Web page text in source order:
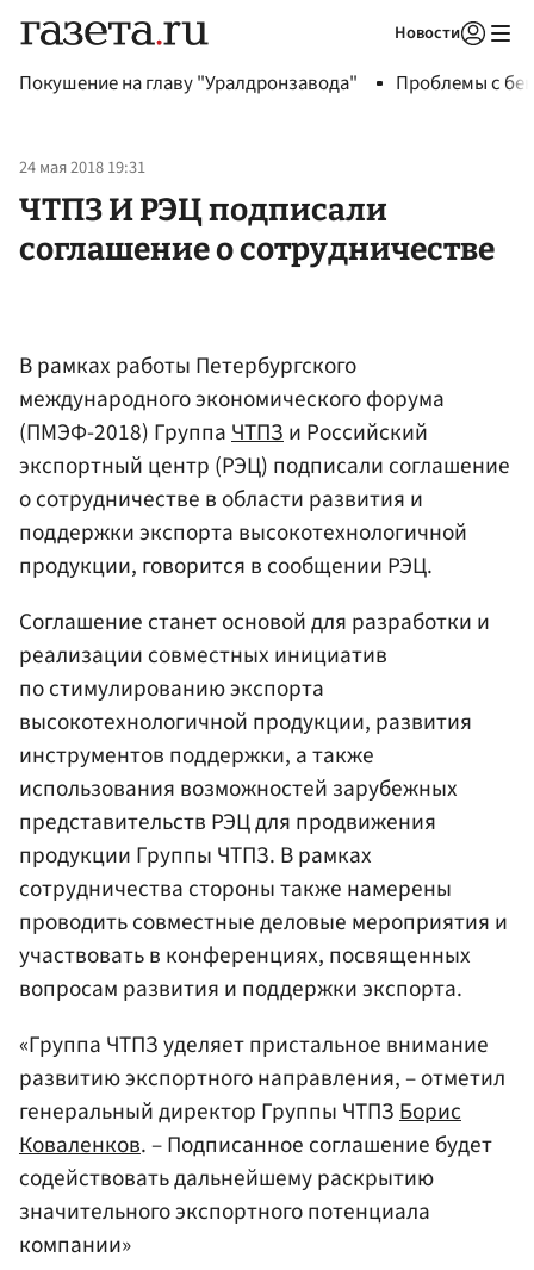
Новости
Покушение на главу "Уралдронзавода" Проблемы с
24 мая 2018 19:31
ЧТПЗ И РЭЦ подписали
соглашение о сотрудничестве
В рамках работы Петербургского
международного экономического форума
(ПМЭФ-2018) ГруппаЧТПЗи Российский
экспортный центр (РЭЦ) подписали соглашение
о сотрудничестве в области развития и
поддержки экспорта высокотехнологичной
продукции, говорится в сообщении РЭЦ.
Соглашение станет основой для разработки и
реализации совместных инициатив
по стимулированию экспорта
высокотехнологичной продукции, развития
инструментов поддержки, а также
использования возможностей зарубежных
представительств РЭЦ для продвижения
продукции Группы ЧТПЗ. В рамках
сотрудничества стороны также намерены
проводить совместные деловые мероприятия и
участвовать в конференциях, посвященных
вопросам развития и поддержки экспорта.
«Группа ЧТПЗ уделяет пристальное внимание
развитию экспортного направления, – отметил
генеральный директор Группы ЧТПЗБорис
Коваленков. – Подписанное соглашение будет
содействовать дальнейшему раскрытию
значительного экспортного потенциала
компании»